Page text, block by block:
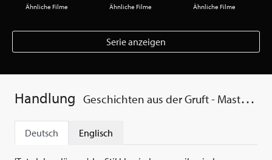
Ähnliche Filme Ähnliche Filme Ähnliche Filme
Serie anzeigen
Handlung Geschichten aus der Gruft - Masters of Horror 5
Deutsch Englisch